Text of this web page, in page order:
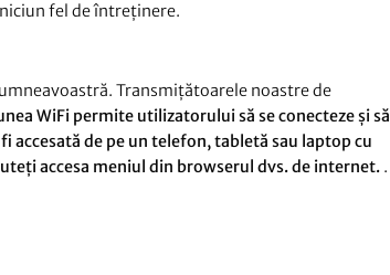
fel de întreținere.
Transmițătoarele noastre de
WiFi permite utilizatorului să se conecteze și să
de pe un telefon, tabletă sau laptop cu
accesa meniul din browserul dvs. de internet. .